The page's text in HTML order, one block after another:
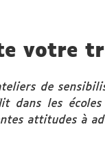
votre
de
dans les
attitudes à